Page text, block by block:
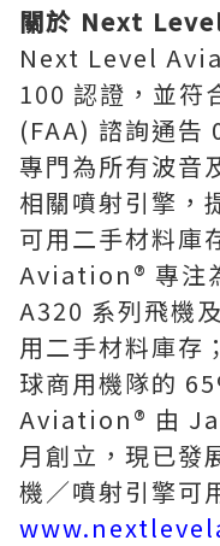
關於 Next
Next Level
100 認證，並符
(FAA) 諮詢通告
專門為所有波音
相關噴射引擎，
可用二手材料
Aviation® 專注
A320 系列飛機
用二手材料庫存
球商用機隊的
Aviation® 由
月創立，現已發
機／噴射引擎可